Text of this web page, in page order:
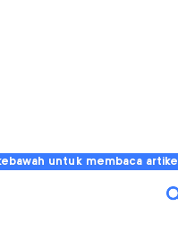
untuk membaca artikel